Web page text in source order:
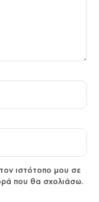
ιστότοπο μου σε
που θα σχολιάσω.